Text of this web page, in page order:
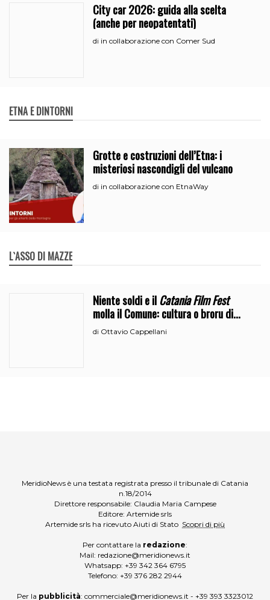
City car 2026: guida alla scelta
(anche per neopatentati)
di in collaborazione con Comer Sud
ETNA E DINTORNI
Grotte e costruzioni dell’Etna: i
misteriosi nascondigli del vulcano
di in collaborazione con EtnaWay
L`ASSO DI MAZZE
Niente soldi e ilCatania Film Fest
molla il Comune: cultura o broru di
ciciri?
di Ottavio Cappellani
MeridioNews è una testata registrata presso il tribunale di Catania
n.18/2014
Direttore responsabile: Claudia Maria Campese
Editore: Artemide srls
Artemide srls ha ricevuto Aiuti di Stato Scopri di più
Per contattare la redazione:
Mail: redazione@meridionews.it
Whatsapp: +39 342 364 6795
Telefono: +39 376 282 2944
Per la pubblicità: commerciale@meridionews.it - +39 393 3323012